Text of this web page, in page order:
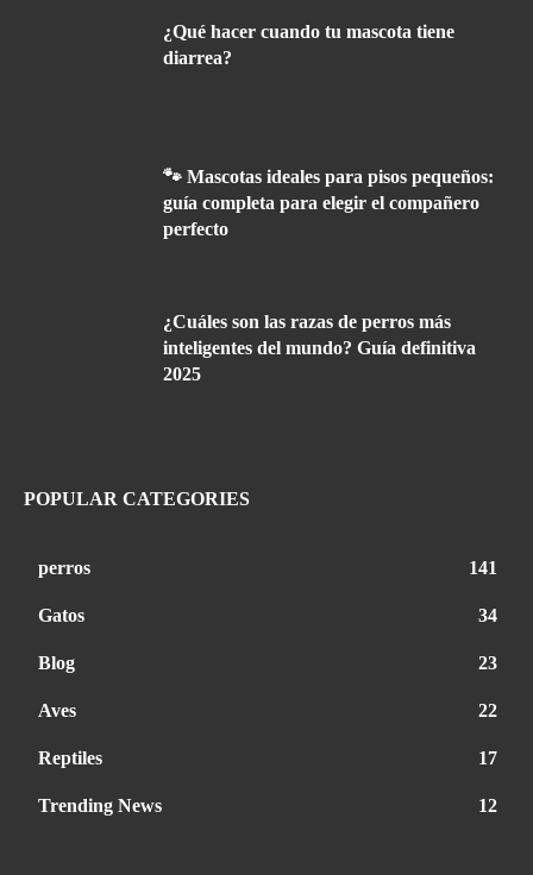
¿Qué hacer cuando tu mascota tiene
diarrea?
🐾 Mascotas ideales para pisos pequeños:
guía completa para elegir el compañero
perfecto
¿Cuáles son las razas de perros más
inteligentes del mundo? Guía definitiva
2025
POPULAR CATEGORIES
perros 141
Gatos 34
Blog 23
Aves 22
Reptiles 17
Trending News 12